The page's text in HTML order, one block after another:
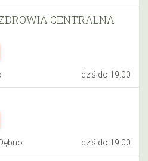
CENTRALNA
dziś do 19:00
dziś do 19:00